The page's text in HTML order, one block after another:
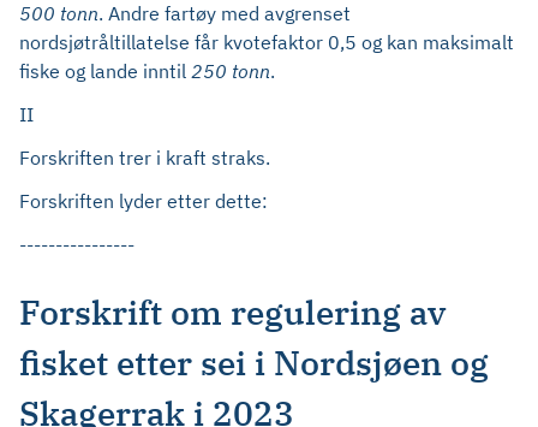
500 tonn. Andre fartøy med avgrenset
nordsjøtråltillatelse får kvotefaktor 0,5 og kan maksimalt
fiske og lande inntil 250 tonn.
II
Forskriften trer i kraft straks.
Forskriften lyder etter dette:
----------------
Forskrift om regulering av
fisket etter sei i Nordsjøen og
Skagerrak i 2023